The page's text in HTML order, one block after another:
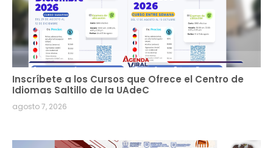
Inscríbete a los Cursos que Ofrece el Centro de
Idiomas Saltillo de la UAdeC
agosto 7, 2026